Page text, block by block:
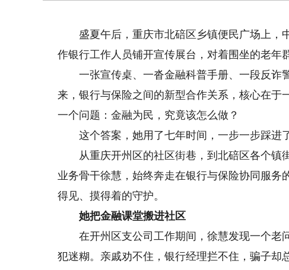
盛夏午后，重庆市北碚区乡镇便民广场上，
作银行工作人员铺开宣传展台，对着围坐的老年
一张宣传桌、一沓金融科普手册、一段反诈
来，银行与保险之间的新型合作关系，核心在
一个问题：金融为民，究竟该怎么做？
这个答案，她用了七年时间，一步一步踩进了
从重庆开州区的社区街巷，到北碚区各个镇
业务骨干徐慧，始终奔走在银行与保险协同服务
得见、摸得着的守护。
她把金融课堂搬进社区
在开州区支公司工作期间，徐慧发现一个老
犯迷糊。亲戚劝不住，银行经理拦不住，骗子却